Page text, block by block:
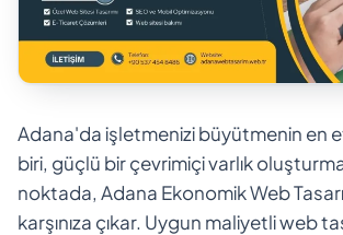
Adana'da işletmenizi büyütmenin en
biri, güçlü bir çevrimiçi varlık
noktada, Adana Ekonomik Web
karşınıza çıkar. Uygun maliyetli web